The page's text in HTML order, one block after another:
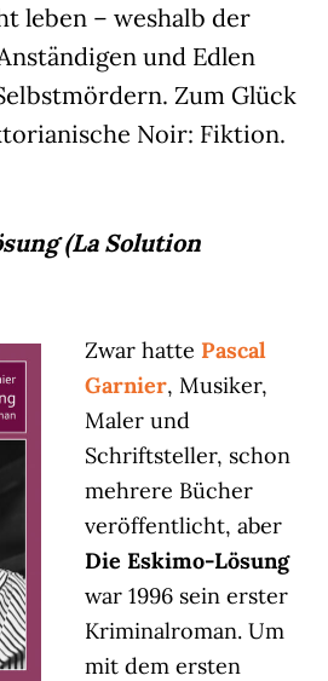
leben – weshalb der
und Edlen
Zum Glück
Noir: Fiktion.
(La Solution
Zwar hatte Pascal
Garnier, Musiker,
Maler und
Schriftsteller, schon
mehrere Bücher
veröffentlicht, aber
Die Eskimo-Lösung
war 1996 sein erster
Kriminalroman. Um
mit dem ersten